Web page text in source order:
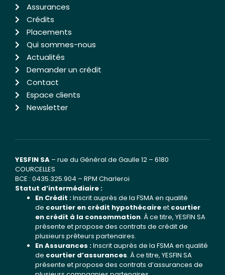
Assurances
Crédits
Placements
Qui sommes-nous
Actualités
Demander un crédit
Contact
Espace clients
Newsletter
YESFIN SA – rue du Général de Gaulle 12 – 6180
COURCELLES
BCE : 0435.325.904 – RPM Charleroi
Statut d’intermédiaire :
En Crédit :Inscrit auprès de la FSMA en qualité
de courtier en crédit hypothécaireet courtier
en crédit à la consommation. À ce titre, YESFIN SA
présente et propose des contrats de crédit de
plusieurs prêteurs partenaires.
En Assurances :Inscrit auprès de la FSMA en qualité
de courtier d’assurances. À ce titre, YESFIN SA
présente et propose des contrats d’assurances de